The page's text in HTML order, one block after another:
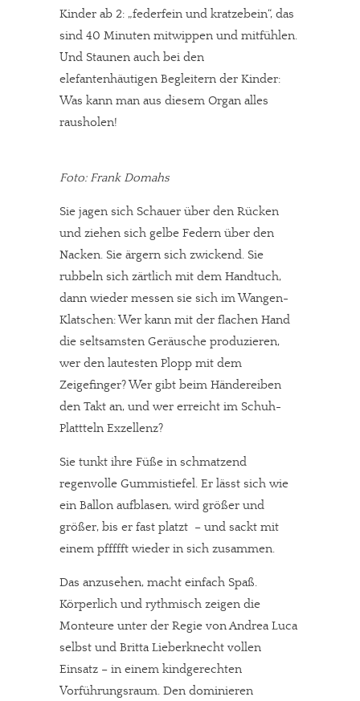
Kinder ab 2: „federfein und kratzebein“, das
sind 40 Minuten mitwippen und mitfühlen.
Und Staunen auch bei den
elefantenhäutigen Begleitern der Kinder:
Was kann man aus diesem Organ alles
rausholen!
Foto: Frank Domahs
Sie jagen sich Schauer über den Rücken
und ziehen sich gelbe Federn über den
Nacken. Sie ärgern sich zwickend. Sie
rubbeln sich zärtlich mit dem Handtuch,
dann wieder messen sie sich im Wangen-
Klatschen: Wer kann mit der flachen Hand
die seltsamsten Geräusche produzieren,
wer den lautesten Plopp mit dem
Zeigefinger? Wer gibt beim Händereiben
den Takt an, und wer erreicht im Schuh-
Plattteln Exzellenz?
Sie tunkt ihre Füße in schmatzend
regenvolle Gummistiefel. Er lässt sich wie
ein Ballon aufblasen, wird größer und
größer, bis er fast platzt – und sackt mit
einem pffffft wieder in sich zusammen.
Das anzusehen, macht einfach Spaß.
Körperlich und rythmisch zeigen die
Monteure unter der Regie von Andrea Luca
selbst und Britta Lieberknecht vollen
Einsatz – in einem kindgerechten
Vorführungsraum. Den dominieren